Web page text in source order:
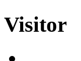
Visitor